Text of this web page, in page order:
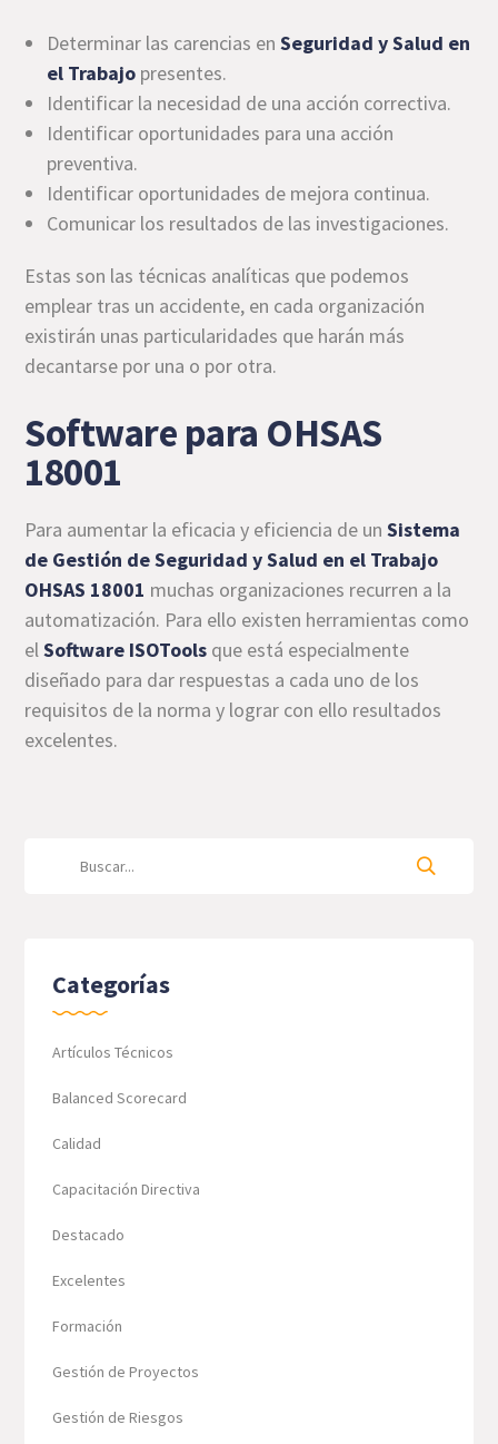
Determinar las carencias enSeguridad y Salud en
el Trabajo presentes.
Identificar la necesidad de una acción correctiva.
Identificar oportunidades para una acción
preventiva.
Identificar oportunidades de mejora continua.
Comunicar los resultados de las investigaciones.
Estas son las técnicas analíticas que podemos
emplear tras un accidente, en cada organización
existirán unas particularidades que harán más
decantarse por una o por otra.
Software para OHSAS
18001
Para aumentar la eficacia y eficiencia de unSistema
de Gestión de Seguridad y Salud en el Trabajo
OHSAS 18001 muchas organizaciones recurren a la
automatización. Para ello existen herramientas como
elSoftware ISOTools que está especialmente
diseñado para dar respuestas a cada uno de los
requisitos de la norma y lograr con ello resultados
excelentes.
Categorías
Artículos Técnicos
Balanced Scorecard
Calidad
Capacitación Directiva
Destacado
Excelentes
Formación
Gestión de Proyectos
Gestión de Riesgos